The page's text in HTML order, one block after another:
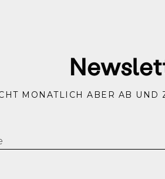
MONATLICH ABER AB UND